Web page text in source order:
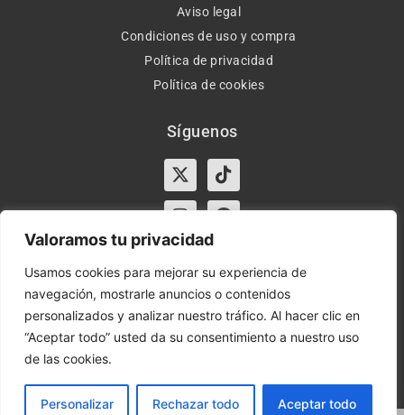
Valoramos tu privacidad
Usamos cookies para mejorar su experiencia de
navegación, mostrarle anuncios o contenidos
personalizados y analizar nuestro tráfico. Al hacer clic en
“Aceptar todo” usted da su consentimiento a nuestro uso
de las cookies.
Personalizar Rechazar todo Aceptar todo
Aviso legal
Condiciones de uso y compra
Política de privacidad
Política de cookies
Síguenos
X-
twitter
Tiktok
InstagramFacebook
Horario:
Lun-Vie de 10:00-13:30 y 17:00-20:00 – Sáb de
10:00-13:30
Orient Express | Copyright 2021 © Todos los derechos